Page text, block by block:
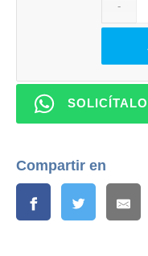
Compartir en